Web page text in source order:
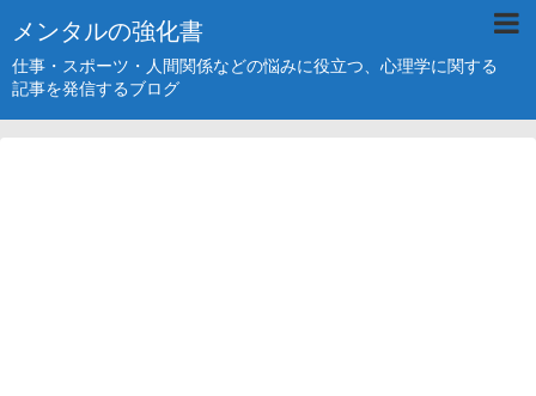
メンタルの強化書
仕事・スポーツ・人間関係などの悩みに役立つ、心理学に関する
記事を発信するブログ